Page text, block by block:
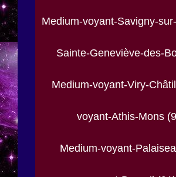
Medium-voyant-Savigny-
Sainte-Geneviève-des-
Medium-voyant-Viry-
voyant-Athis-Mons
Medium-voyant-